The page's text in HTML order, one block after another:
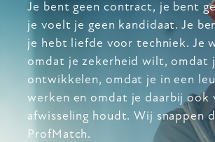
Je bent geen contract, je bent
je voelt je geen kandidaat. Je
je hebt liefde voor techniek. Je
omdat je zekerheid wilt, omdat
ontwikkelen, omdat je in een
werken en omdat je daarbij ook
afwisseling houdt. Wij snappen
ProfMatch.